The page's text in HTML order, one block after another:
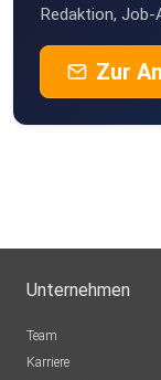
Redaktion,
Zur
Unternehmen
Team
Karriere